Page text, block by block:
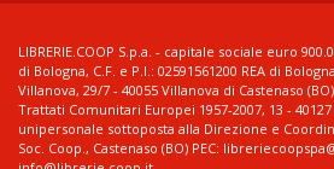
LIBRERIE.COOP S.p.a. - capitale sociale euro
di Bologna, C.F. e P.I.: 02591561200 REA di
Villanova, 29/7 - 40055 Villanova di Castenaso (BO)
Trattati Comunitari Europei 1957-2007, 13 -
unipersonale sottoposta alla Direzione e
Soc. Coop., Castenaso (BO) PEC: